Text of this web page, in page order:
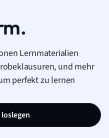
Lernmaterialien
und mehr
perfekt zu lernen